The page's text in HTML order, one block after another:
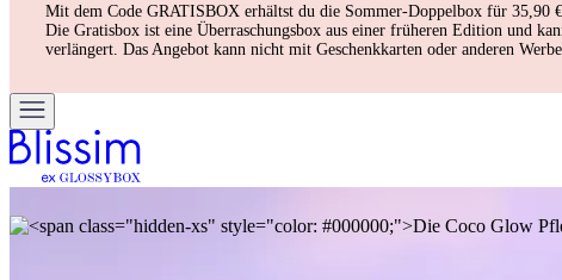
Mit dem Code GRATISBOX erhältst du die Sommer-Doppelbox für 35,90
Die Gratisbox ist eine Überraschungsbox aus einer früheren Edition und
verlängert. Das Angebot kann nicht mit Geschenkkarten oder anderen